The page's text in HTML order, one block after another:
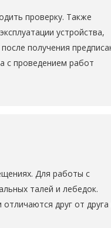
проверку. Также
устройства,
получения
с проведением работ
Для работы с
талей и лебедок.
друг от друга